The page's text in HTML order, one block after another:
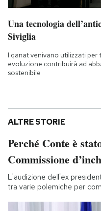
Una tecnologia
Siviglia
I qanat venivano utilizzati
evoluzione contribuirà ad
sostenibile
ALTRE STORIE
Perché Conte è
Commissione
L'audizione dell'ex
tra varie polemiche per